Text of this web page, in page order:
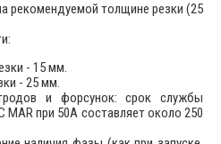
рекомендуемой толщине резки (25
- 15 мм.
- 25 мм.
и форсунок: срок службы
при 50A составляет около 250